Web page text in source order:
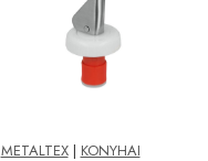
METALTEX| KONYHAI